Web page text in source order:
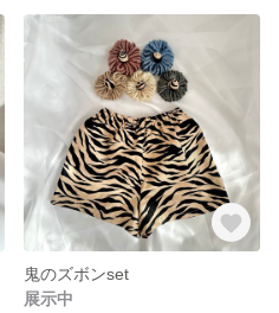
鬼のズボンset
展示中